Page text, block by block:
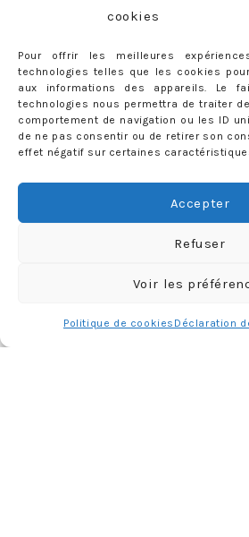
cookies
Pour offrir les meilleures
technologies telles que les cookies
aux informations des appareils. Le
technologies nous permettra de traiter
comportement de navigation ou les ID
de ne pas consentir ou de retirer son
effet négatif sur certaines
Accepter
Refuser
Voir les
Politique de cookies Déclaration
Catégories
RECHERCHER SUR
Rechercher :
PARUTIONS